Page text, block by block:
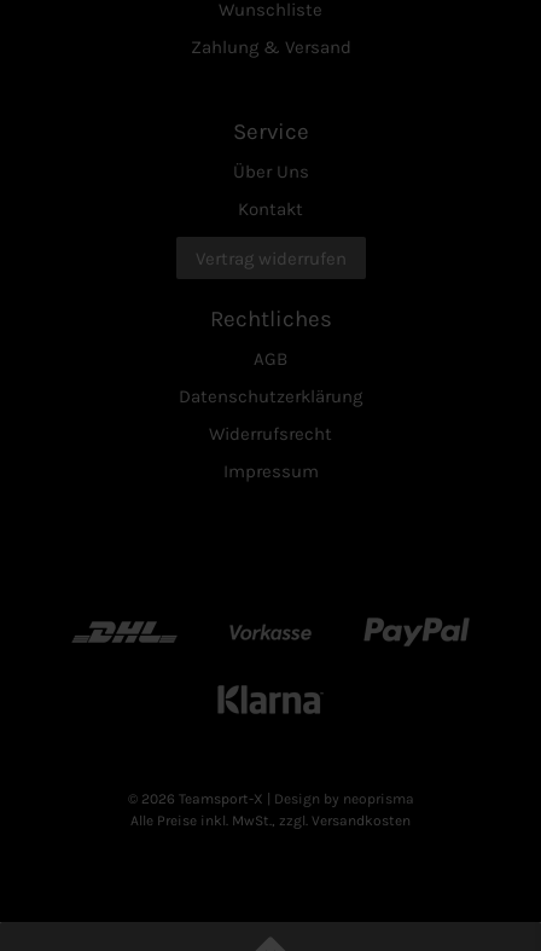
Wunschliste
Zahlung & Versand
Service
Über Uns
Kontakt
Vertrag widerrufen
Rechtliches
AGB
Datenschutzerklärung
Widerrufsrecht
Impressum
DHL Vorkasse Paypal
Klarn
© 2026 Teamsport-X
| Design by neoprisma
Alle Preise inkl. MwSt., zzgl. Versandkosten